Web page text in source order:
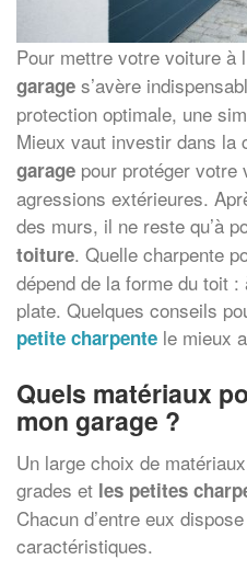
Pour mettre votre voiture à
garage s’avère
protection optimale, une
Mieux vaut investir dans la
garage pour protéger votre
agressions extérieures.
des murs, il ne reste qu’à
toiture. Quelle charpente
dépend de la forme du toit
plate. Quelques conseils
petite charpente le mieux
Quels matériaux
mon garage ?
Un large choix de
grades et les petites
Chacun d’entre eux
caractéristiques.